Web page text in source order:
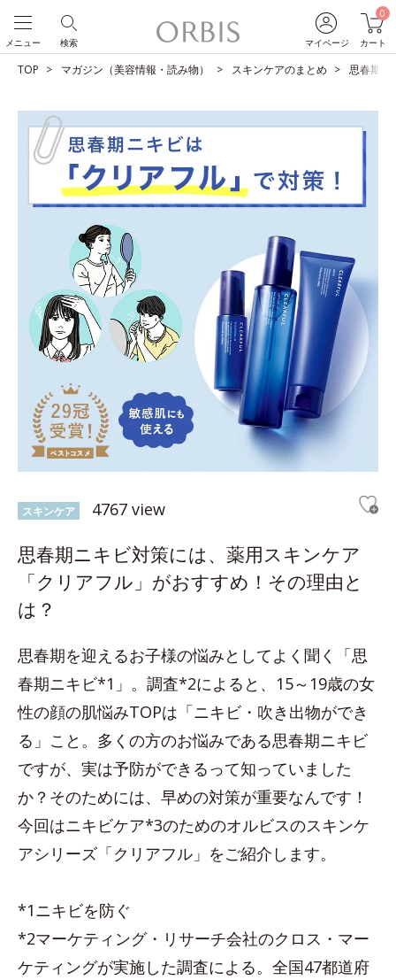
マイページ
0
カート
検索
メニュー
TOP マガジン（美容情報・読み物） スキンケアのまとめ 思春期ニ
スキンケア 4767 view
思春期ニキビ対策には、薬用スキンケア
「クリアフル」がおすすめ！その理由と
は？
思春期を迎えるお子様の悩みとしてよく聞く「思
春期ニキビ*1」。調査*2によると、15～19歳の女
性の顔の肌悩みTOPは「ニキビ・吹き出物ができ
る」こと。多くの方のお悩みである思春期ニキビ
ですが、実は予防ができるって知っていました
か？そのためには、早めの対策が重要なんです！
今回はニキビケア*3のためのオルビスのスキンケ
アシリーズ「クリアフル」をご紹介します。
*1ニキビを防ぐ
*2マーケティング・リサーチ会社のクロス・マー
ケティングが実施した調査による。全国47都道府